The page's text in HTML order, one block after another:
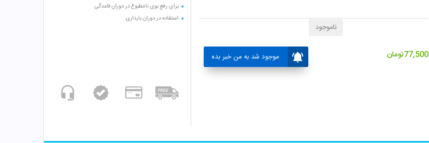
برای رفع بوی نامطبوع در دوران قاعدگی
استفاده در دوران بارداری
77,500تومان موجود شد به من خبر بده
ناموجود